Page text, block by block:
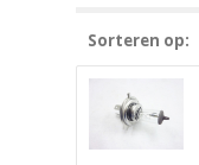
Sorteren op: